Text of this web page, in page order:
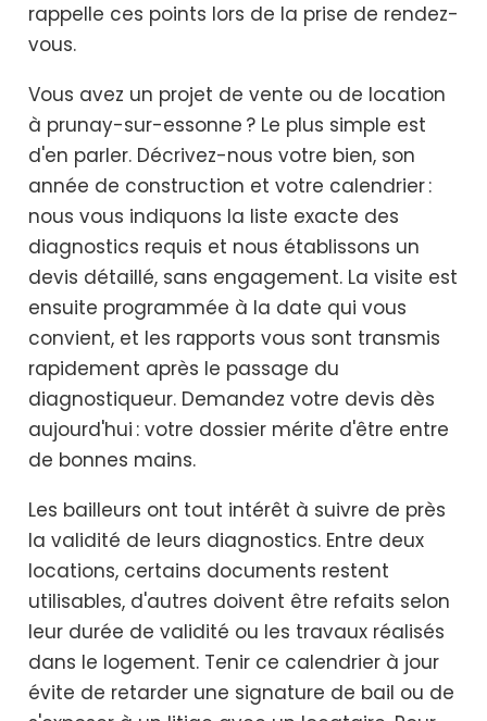
rappelle ces points lors de la prise de rendez-
vous.
Vous avez un projet de vente ou de location
à prunay-sur-essonne ? Le plus simple est
d'en parler. Décrivez-nous votre bien, son
année de construction et votre calendrier :
nous vous indiquons la liste exacte des
diagnostics requis et nous établissons un
devis détaillé, sans engagement. La visite est
ensuite programmée à la date qui vous
convient, et les rapports vous sont transmis
rapidement après le passage du
diagnostiqueur. Demandez votre devis dès
aujourd'hui : votre dossier mérite d'être entre
de bonnes mains.
Les bailleurs ont tout intérêt à suivre de près
la validité de leurs diagnostics. Entre deux
locations, certains documents restent
utilisables, d'autres doivent être refaits selon
leur durée de validité ou les travaux réalisés
dans le logement. Tenir ce calendrier à jour
évite de retarder une signature de bail ou de